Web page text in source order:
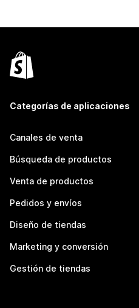
Categorías de aplicaciones
Canales de venta
Búsqueda de productos
Venta de productos
Pedidos y envíos
Diseño de tiendas
Marketing y conversión
Gestión de tiendas